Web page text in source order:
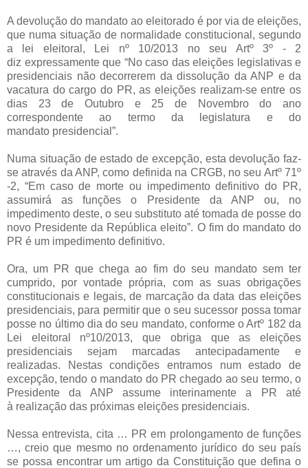
A devolução do mandato ao eleitorado é por via de eleições,
que numa situação de normalidade constitucional, segundo
a lei eleitoral, Lei nº 10/2013 no seu Artº 3º - 2
diz expressamente que “No caso das eleições legislativas e
presidenciais não decorrerem da dissolução da ANP e da
vacatura do cargo do PR, as eleições realizam-se entre os
dias 23 de Outubro e 25 de Novembro do ano
correspondente ao termo da legislatura e do
mandato presidencial”.
Numa situação de estado de excepção, esta devolução faz-
se através da ANP,como definida na CRGB, no seu Artº 71º
-2, “Em caso de morte ou impedimento definitivo do PR,
assumirá as funções o Presidente da ANP ou, no
impedimento deste, o seu substituto até tomada de posse do
novo Presidente da República eleito”. O fim do mandato do
PR é um impedimento definitivo.
Ora, um PR que chega ao fim do seu mandato sem ter
cumprido, por vontade própria, com as suas obrigações
constitucionais e legais, de marcação da data das eleições
presidenciais, para permitir que o seu sucessor possa tomar
posse no último dia do seu mandato, conforme o Artº 182 da
Lei eleitoral nº10/2013, que obriga que as eleições
presidenciais sejam marcadas antecipadamente e
realizadas. Nestas condições entramos num estado de
excepção, tendo o mandato do PR chegado ao seu termo, o
Presidente da ANP assume interinamente a PR até
à realização das próximas eleições presidenciais.
Nessa entrevista, cita … PR em prolongamento de funções
…, creio que mesmo no ordenamento jurídico do seu país
se possa encontrar um artigo da Constituição que defina o